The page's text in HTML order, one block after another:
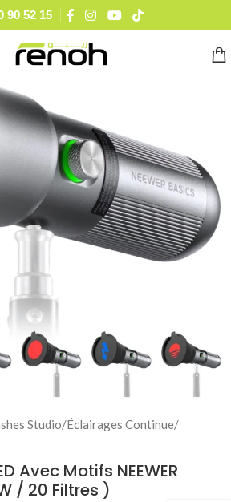
90 52 15
Studio/Éclairages Continue/
Avec Motifs NEEWER
/ 20 Filtres )